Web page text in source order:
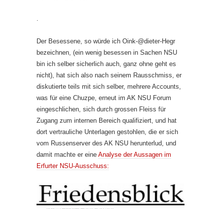
Der Besessene, so würde ich Oink-@dieter-Hegr
bezeichnen, (ein wenig besessen in Sachen NSU
bin ich selber sicherlich auch, ganz ohne geht es
nicht), hat sich also nach seinem Rausschmiss, er
diskutierte teils mit sich selber, mehrere Accounts,
was für eine Chuzpe, erneut im AK NSU Forum
eingeschlichen, sich durch grossen Fleiss für
Zugang zum internen Bereich qualifiziert, und hat
dort vertrauliche Unterlagen gestohlen, die er sich
vom Russenserver des AK NSU herunterlud, und
damit machte er eine Analyse der Aussagen im
Erfurter NSU-Ausschuss: